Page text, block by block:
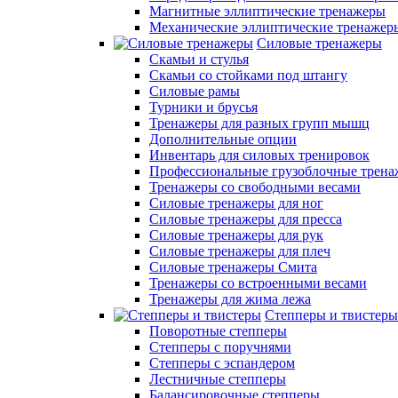
Магнитные эллиптические тренажеры
Механические эллиптические
Силовые тренажеры
Скамьи и стулья
Скамьи со стойками под штангу
Силовые рамы
Турники и брусья
Тренажеры для разных групп мышц
Дополнительные опции
Инвентарь для силовых тренировок
Профессиональные грузоблочные
Тренажеры со свободными весами
Силовые тренажеры для ног
Силовые тренажеры для пресса
Силовые тренажеры для рук
Силовые тренажеры для плеч
Силовые тренажеры Смита
Тренажеры со встроенными весами
Тренажеры для жима лежа
Степперы и твистеры
Поворотные степперы
Степперы с поручнями
Степперы с эспандером
Лестничные степперы
Балансировочные степперы